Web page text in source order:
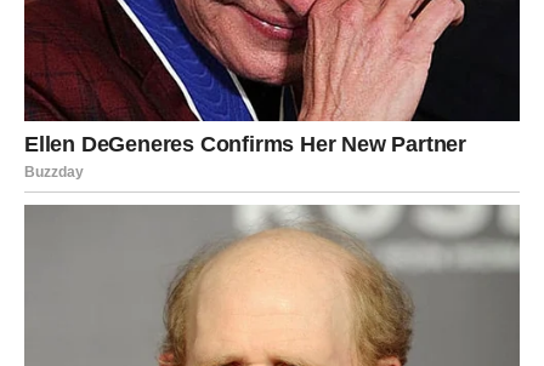
I osjećaj da se trud konačno isplatio.
Jarčevi, pred vama su sedmice tokom kojih ćete mnogo
češće osjećati sreću nego sumnju, mnogo češće mir
nego stres.
A kada se jun završi, mogli biste shvatiti da je upravo ovaj
mjesec označio početak perioda u kojem vam život
donosi mnogo više lijepih stvari nego što ste ikada